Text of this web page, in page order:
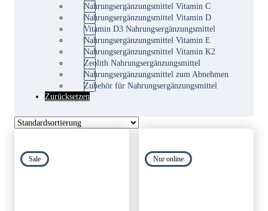
Nahrungsergänzungsmittel Vitamin C
Nahrungsergänzungsmittel Vitamin D
Vitamin D3 Nahrungsergänzungsmittel
Nahrungsergänzungsmittel Vitamin E
Nahrungsergänzungsmittel Vitamin K2
Zeolith Nahrungsergänzungsmittel
Nahrungsergänzungsmittel zum Abnehmen
Zubehör für Nahrungsergänzungsmittel
Zurücksetzen
Sale Nur online